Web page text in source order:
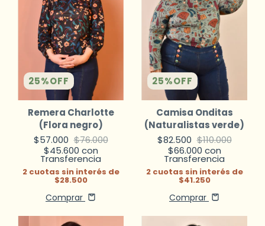
25%OFF
Remera Charlotte
(Flora negro)
$57.000 $76.000
$45.600 con
Transferencia
2 cuotas sin interés de
$28.500
Comprar
25%OFF
Camisa Onditas
(Naturalistas verde)
$82.500 $110.000
$66.000 con
Transferencia
2 cuotas sin interés de
$41.250
Comprar